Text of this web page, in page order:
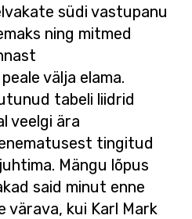
südi vastupanu
ning mitmed
välja elama.
tabeli liidrid
veelgi ära
tingitud
Mängu lõpus
said minut enne
värava, kui Karl Mark